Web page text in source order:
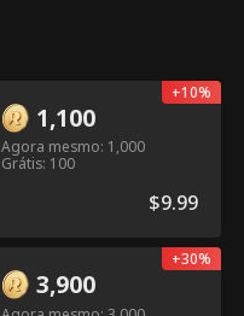
12
Compartilhar
Abrir
1,100
Agora mesmo: 1,000
Grátis: 100
$9.99
+10%
3,900
+30%